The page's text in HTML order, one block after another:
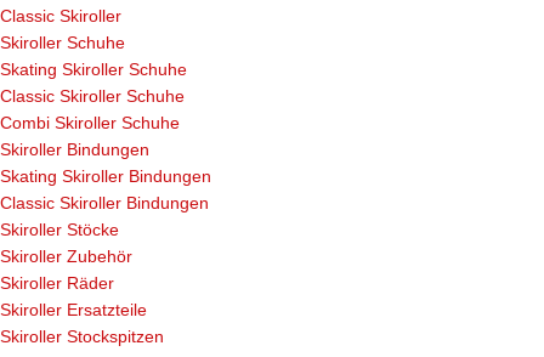
Classic Skiroller
Skiroller Schuhe
Skating Skiroller Schuhe
Classic Skiroller Schuhe
Combi Skiroller Schuhe
Skiroller Bindungen
Skating Skiroller Bindungen
Classic Skiroller Bindungen
Skiroller Stöcke
Skiroller Zubehör
Skiroller Räder
Skiroller Ersatzteile
Skiroller Stockspitzen